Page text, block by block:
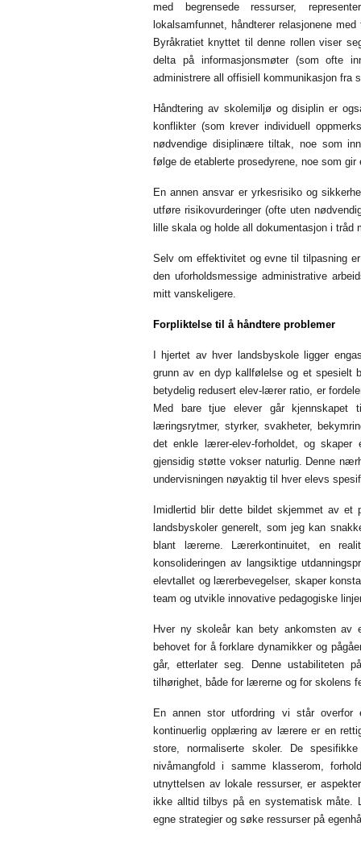
med begrensede ressurser,
lokalsamfunnet, håndterer relasjonene
Byråkratiet knyttet til denne rollen viser
delta på informasjonsmøter (som ofte
administrere all offisiell kommunikasjon fra
Håndtering av skolemiljø og disiplin er
konflikter (som krever individuell
nødvendige disiplinære tiltak, noe som
følge de etablerte prosedyrene, noe som
En annen ansvar er yrkesrisiko og
utføre risikovurderinger (ofte uten
lille skala og holde all dokumentasjon i tråd
Selv om effektivitet og evne til tilpasning
den uforholdsmessige administrative
mitt vanskeligere.
Forpliktelse til å håndtere problemer
I hjertet av hver landsbyskole ligger
grunn av en dyp kallfølelse og et spesielt
betydelig redusert elev-lærer ratio, er
Med bare tjue elever går kjennskapet
læringsrytmer, styrker, svakheter,
det enkle lærer-elev-forholdet, og
gjensidig støtte vokser naturlig. Denne
undervisningen nøyaktig til hver elevs
Imidlertid blir dette bildet skjemmet av
landsbyskoler generelt, som jeg kan
blant lærerne. Lærerkontinuitet, en
konsolideringen av langsiktige
elevtallet og lærerbevegelser, skaper
team og utvikle innovative pedagogiske
Hver ny skoleår kan bety ankomsten av
behovet for å forklare dynamikker og
går, etterlater seg. Denne ustabiliteten
tilhørighet, både for lærerne og for skolens
En annen stor utfordring vi står overfor
kontinuerlig opplæring av lærere er en
store, normaliserte skoler. De
nivåmangfold i samme klasserom,
utnyttelsen av lokale ressurser, er
ikke alltid tilbys på en systematisk måte.
egne strategier og søke ressurser på